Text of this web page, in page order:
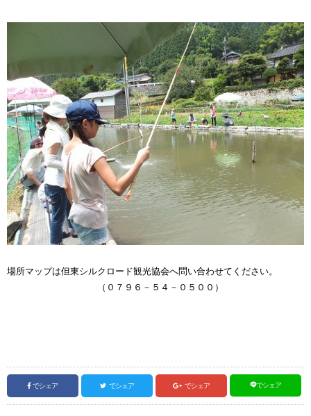
場所マップは但東シルクロード観光協会へ問い合わせてください。
（０７９６－５４－０５００）
でシェア でシェア でシェア でシェア